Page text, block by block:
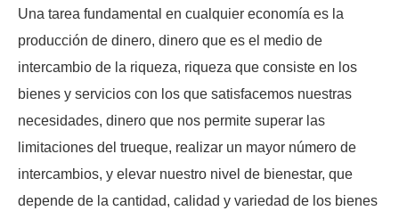
Una tarea fundamental en cualquier economía es la
producción de dinero, dinero que es el medio de
intercambio de la riqueza, riqueza que consiste en los
bienes y servicios con los que satisfacemos nuestras
necesidades, dinero que nos permite superar las
limitaciones del trueque, realizar un mayor número de
intercambios, y elevar nuestro nivel de bienestar, que
depende de la cantidad, calidad y variedad de los bienes